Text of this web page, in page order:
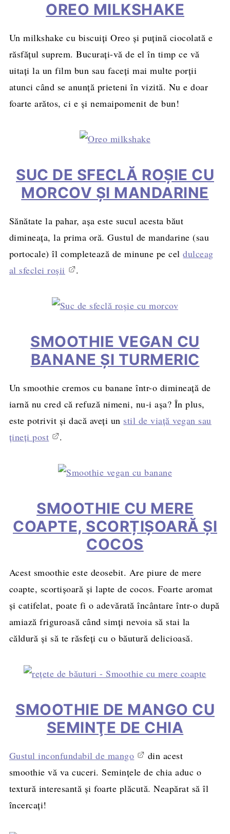
OREO MILKSHAKE
Un milkshake cu biscuiți Oreo și puțină ciocolată e
răsfățul suprem. Bucurați-vă de el în timp ce vă
uitați la un film bun sau faceți mai multe porții
atunci când se anunță prieteni în vizită. Nu e doar
foarte arătos, ci e și nemaipomenit de bun!
SUC DE SFECLĂ ROȘIE CU
MORCOV ȘI MANDARINE
Sănătate la pahar, așa este sucul acesta băut
dimineața, la prima oră. Gustul de mandarine (sau
portocale) îl completează de minune pe celdulceag
al sfeclei roșii
.
SMOOTHIE VEGAN CU
BANANE ȘI TURMERIC
Un smoothie cremos cu banane într-o dimineață de
iarnă nu cred că refuză nimeni, nu-i așa? În plus,
este potrivit și dacă aveți un stil de viață vegan sau
țineți post
.
SMOOTHIE CU MERE
COAPTE, SCORȚIȘOARĂ ȘI
COCOS
Acest smoothie este deosebit. Are piure de mere
coapte, scortișoară și lapte de cocos. Foarte aromat
și catifelat, poate fi o adevărată încântare într-o după
amiază friguroasă când simți nevoia să stai la
căldură și să te răsfeți cu o băutură delicioasă.
SMOOTHIE DE MANGO CU
SEMINŢE DE CHIA
Gustul inconfundabil de mango
din acest
smoothie vă va cuceri. Semințele de chia aduc o
textură interesantă și foarte plăcută. Neapărat să îl
încercați!